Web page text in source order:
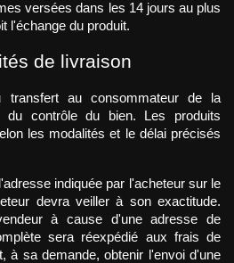
versées dans les 14 jours au plus
l'échange du produit.
de livraison
transfert au consommateur de la
du contrôle du bien. Les produits
les modalités et le délai précisés
indiquée par l'acheteur sur le
devra veiller à son exactitude.
à cause d'une adresse de
sera réexpédié aux frais de
à sa demande, obtenir l'envoi d'une